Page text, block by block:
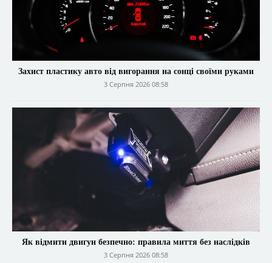
Захист пластику авто від вигорання на сонці своїми руками
3 Серпня 2026 08:58
Як відмити двигун безпечно: правила миття без наслідків
3 Серпня 2026 08:58